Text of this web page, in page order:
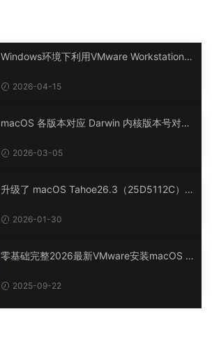
Windows环境下利用VMware Workstation P
acOS黑苹果OpenCore引导，兼容 Tahoe、
2026-04-15
macOS 各版本对应 Darwin 内核版本号对照
2026-03-05
升级了 macOS Tahoe26.3（25D5112C）B
3cm的点状长方形
2026-01-30
零基础完整2026最新VMware安装macOS T
Mware Workstation 17 Pro虚拟机黑苹果双
2025-09-22